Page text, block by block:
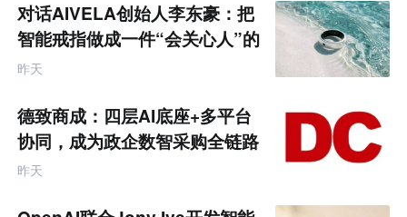
来
零
售
跨
境
商
产
业
互
联
网
对话AIVELA创始人李东豪：把
智能戒指做成一件“会关心人”的
饰品
昨天
德致商成：四层AI底座+多平台
协同，成为政企数智采购全链路
服务商
昨天